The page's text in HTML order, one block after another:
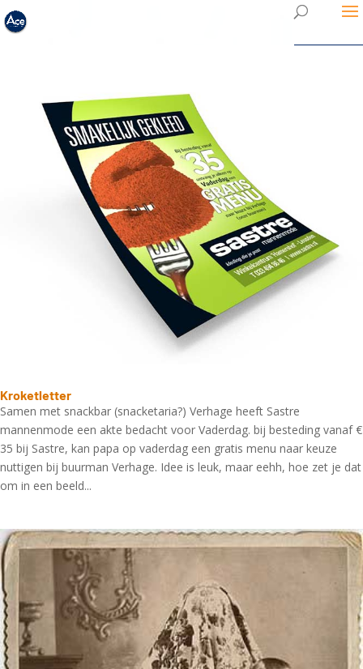
Kroketletter
Samen met snackbar (snacketaria?) Verhage heeft Sastre
mannenmode een akte bedacht voor Vaderdag. bij besteding vanaf €
35 bij Sastre, kan papa op vaderdag een gratis menu naar keuze
nuttigen bij buurman Verhage. Idee is leuk, maar eehh, hoe zet je dat
om in een beeld...